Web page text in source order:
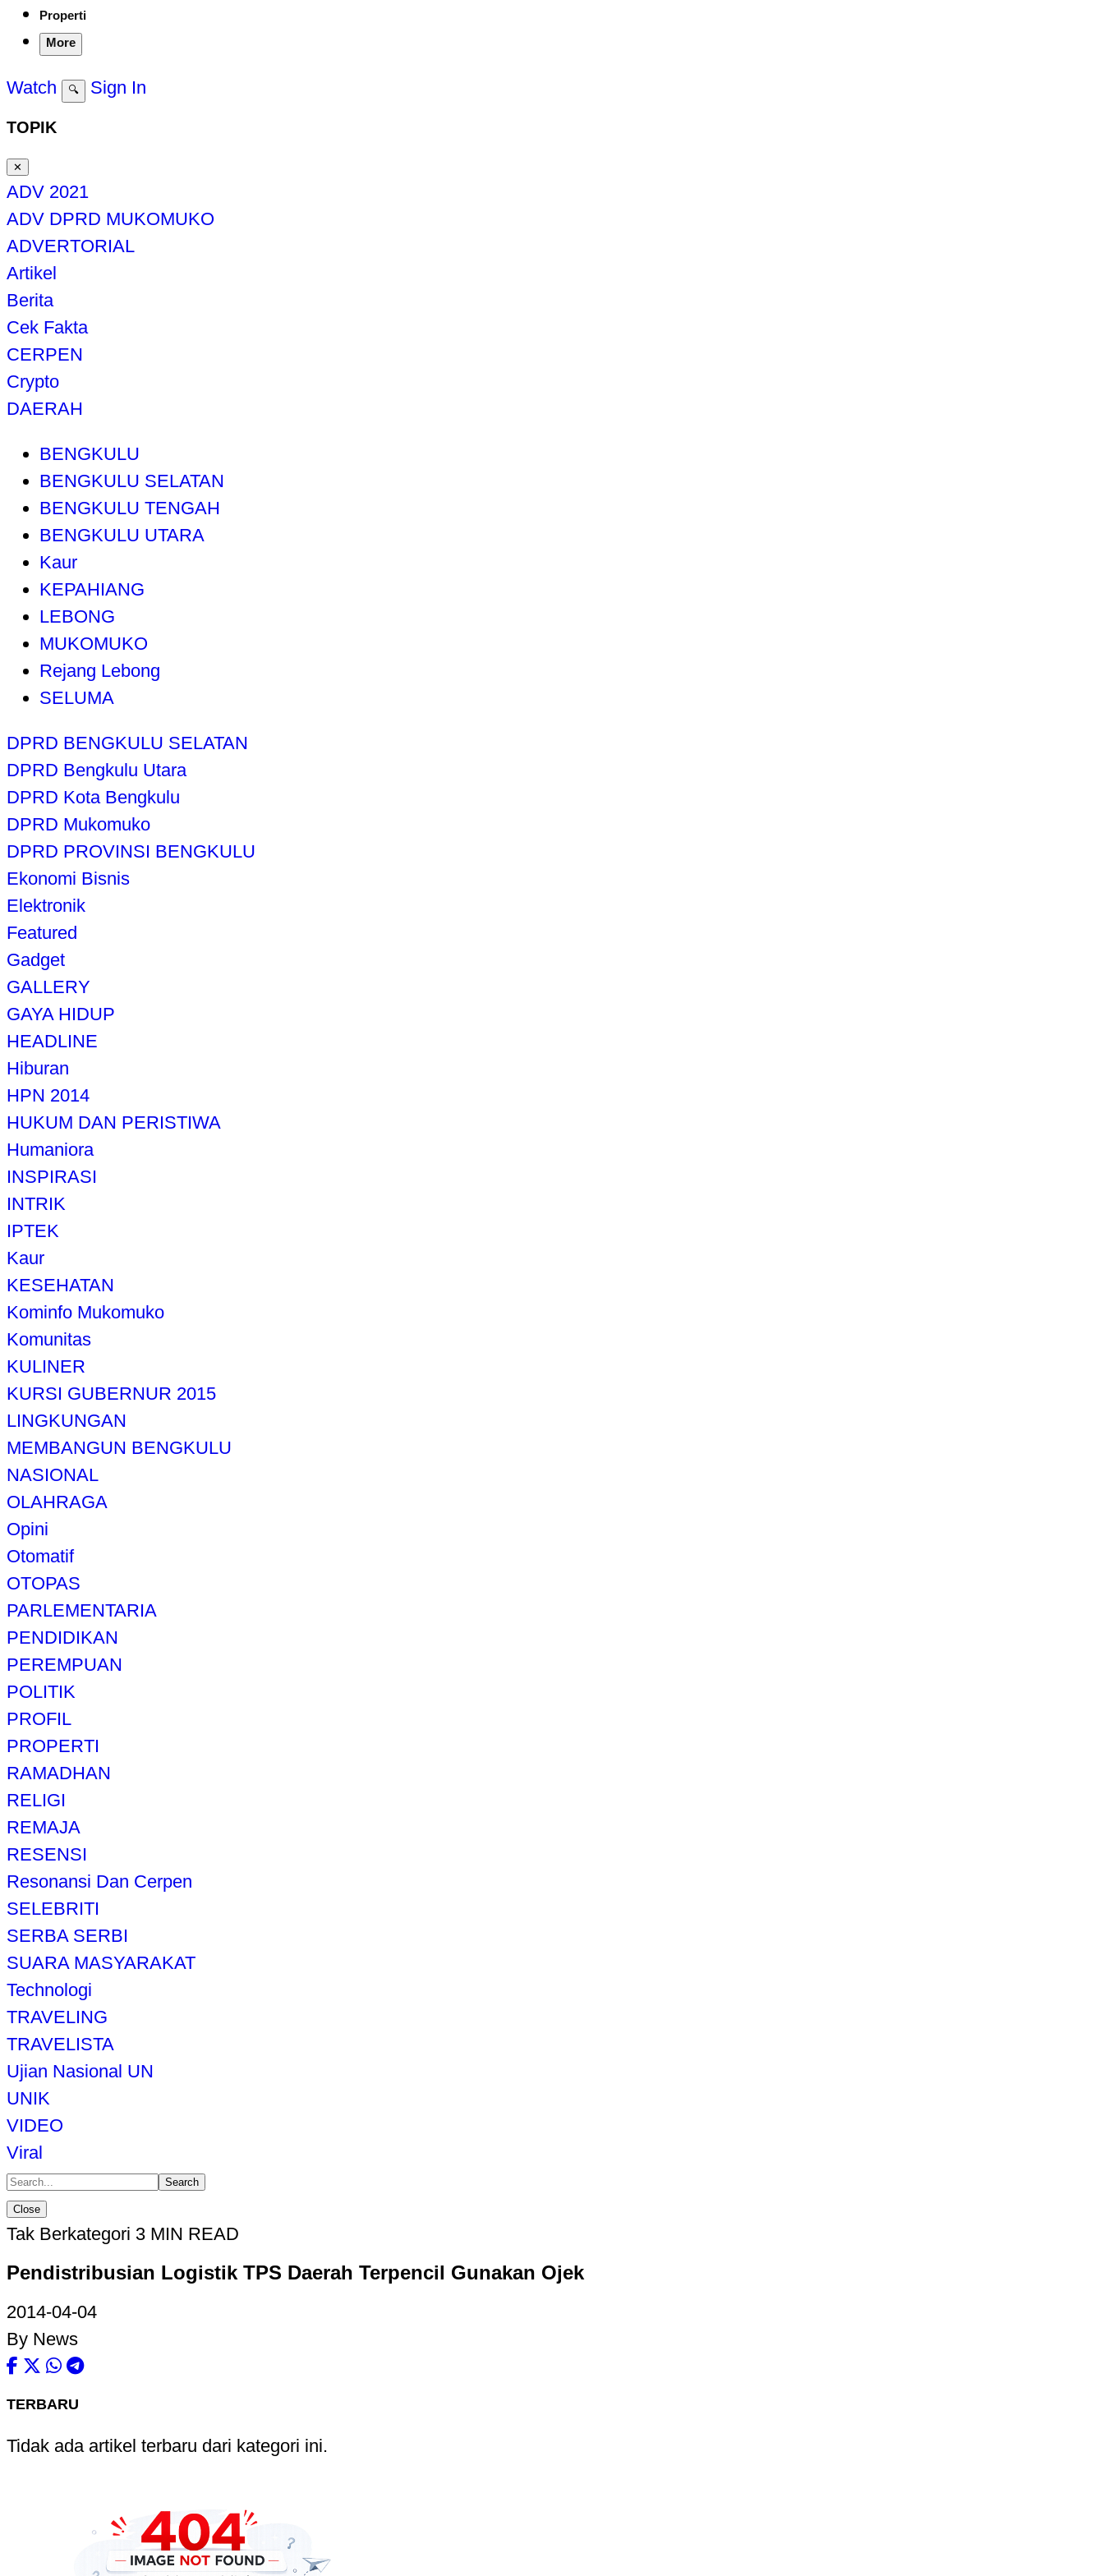
Properti
More
Watch 🔍 Sign In
TOPIK
✕
ADV 2021
ADV DPRD MUKOMUKO
ADVERTORIAL
Artikel
Berita
Cek Fakta
CERPEN
Crypto
DAERAH
BENGKULU
BENGKULU SELATAN
BENGKULU TENGAH
BENGKULU UTARA
Kaur
KEPAHIANG
LEBONG
MUKOMUKO
Rejang Lebong
SELUMA
DPRD BENGKULU SELATAN
DPRD Bengkulu Utara
DPRD Kota Bengkulu
DPRD Mukomuko
DPRD PROVINSI BENGKULU
Ekonomi Bisnis
Elektronik
Featured
Gadget
GALLERY
GAYA HIDUP
HEADLINE
Hiburan
HPN 2014
HUKUM DAN PERISTIWA
Humaniora
INSPIRASI
INTRIK
IPTEK
Kaur
KESEHATAN
Kominfo Mukomuko
Komunitas
KULINER
KURSI GUBERNUR 2015
LINGKUNGAN
MEMBANGUN BENGKULU
NASIONAL
OLAHRAGA
Opini
Otomatif
OTOPAS
PARLEMENTARIA
PENDIDIKAN
PEREMPUAN
POLITIK
PROFIL
PROPERTI
RAMADHAN
RELIGI
REMAJA
RESENSI
Resonansi Dan Cerpen
SELEBRITI
SERBA SERBI
SUARA MASYARAKAT
Technologi
TRAVELING
TRAVELISTA
Ujian Nasional UN
UNIK
VIDEO
Viral
Search
Close
Tak Berkategori 3 MIN READ
Pendistribusian Logistik TPS Daerah Terpencil Gunakan Ojek
2014-04-04
By News
TERBARU
Tidak ada artikel terbaru dari kategori ini.